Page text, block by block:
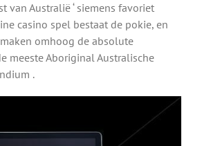
van Australië ‘ siemens favoriet
casino spel bestaat de pokie, en
omhoog de absolute
meeste Aboriginal Australische
.